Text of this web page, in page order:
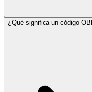
¿Qué significa un código